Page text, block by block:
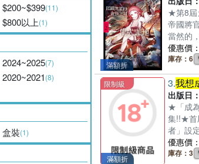
$200~$399(11)
$800以上(1)
2024~2025(7)
2020~2021(8)
盒裝(1)
滿額折
★第8屆
帝國將
當然的
投訴」
就能讓
能力超
優惠價：
庫存：6
限制級
滿額折
3.我想
出版日：
★「成
集!!★首
者」設
也進入
優惠價：
庫存：3